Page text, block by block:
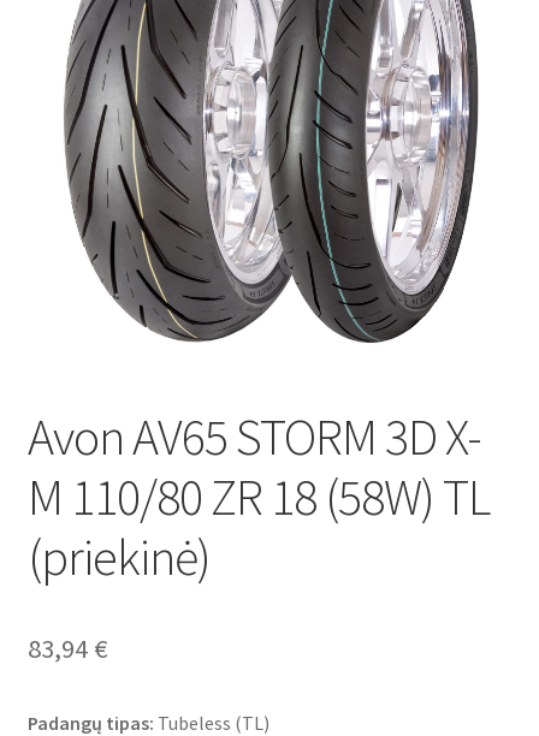
Brand
sub-
Kontaktai
Avon AV65 STORM 3D X-
M 110/80 ZR 18 (58W) TL
(priekinė)
83,94 €
Padangų tipas: Tubeless (TL)